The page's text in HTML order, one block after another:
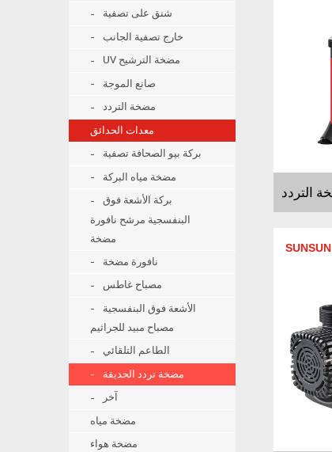
شنق على تصفية
خارج تصفية الجانب
UV مضخة الترشيح
صانع الموجة
مضخة التردد
معدات الحدائق
بركة بيو الصحافة تصفية
مضخة مياه البركة
بركة الأشعة فوق
البنفسجية مرشح نافورة
مضخة
نافورة مضخة
مصباح غاطس
الأشعة فوق البنفسجية
مصباح مبيد للجراثيم
الطاعم التلقائي
مضخة تردد الحديقة
آخر
مضخة مياه
مضخة هواء
SUNSUN